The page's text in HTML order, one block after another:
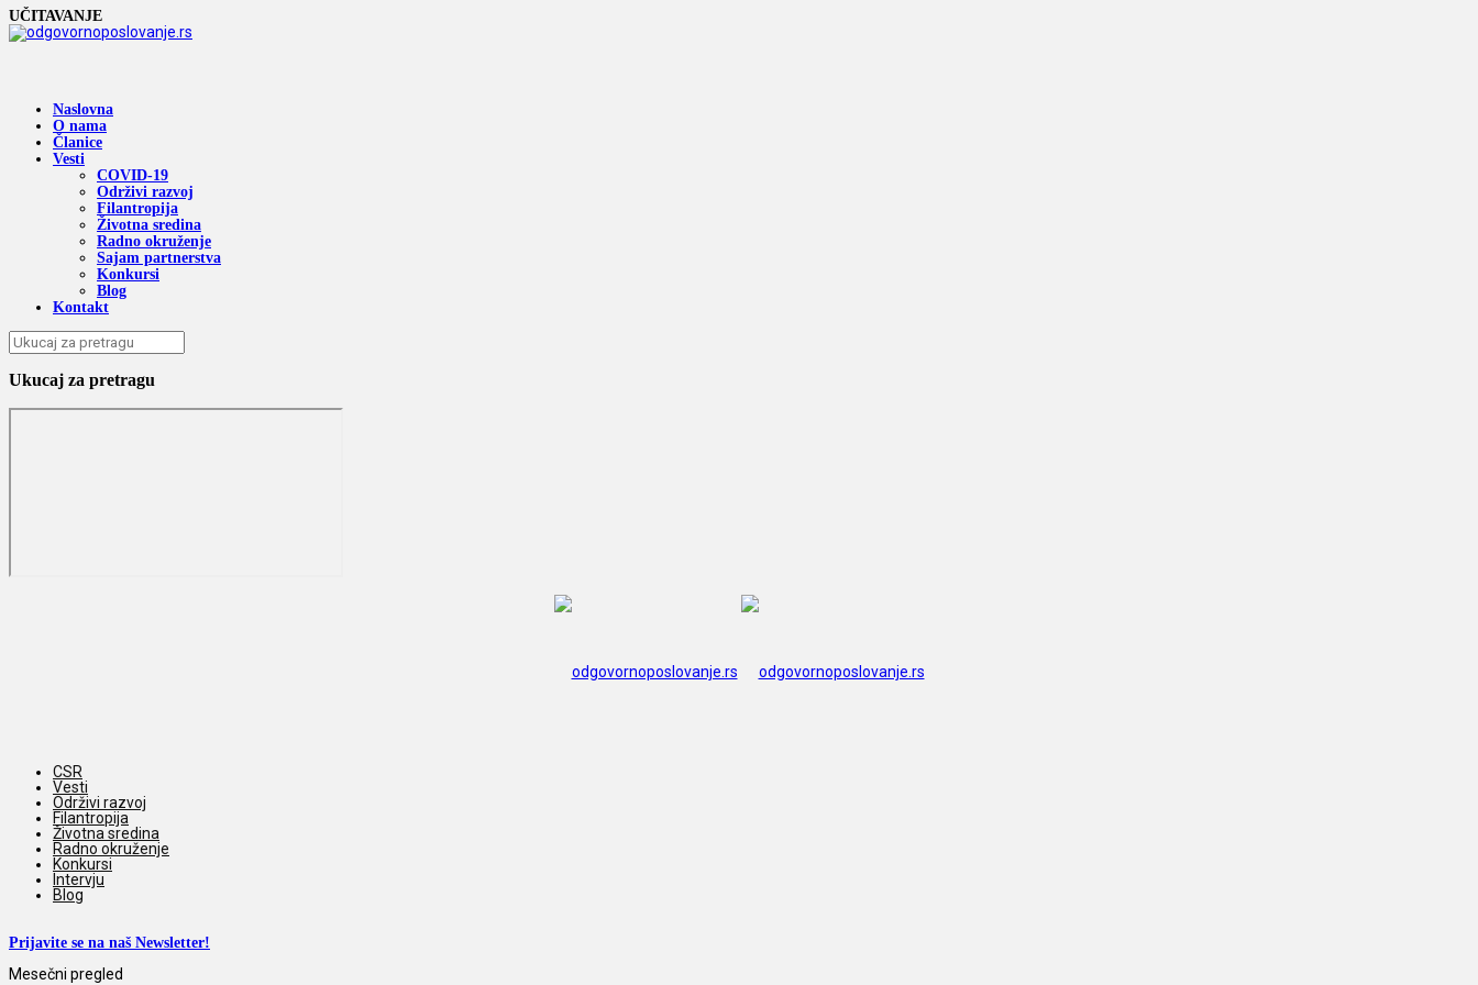
UČITAVANJE
Naslovna
O nama
Članice
Vesti
COVID-19
Održivi razvoj
Filantropija
Životna sredina
Radno okruženje
Sajam partnerstva
Konkursi
Blog
Kontakt
Ukucaj za pretragu
CSR
Vesti
Održivi razvoj
Filantropija
Životna sredina
Radno okruženje
Konkursi
Intervju
Blog
Prijavite se na naš Newsletter!
Mesečni pregled